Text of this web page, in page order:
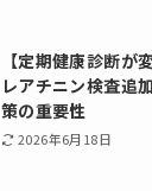
【定期健康診断が
レアチニン検査追
策の重要性
2026年6月18日